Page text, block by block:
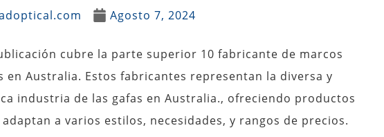
Agosto 7, 2024
cubre la parte superior 10 fabricante de marcos
en Australia. Estos fabricantes representan la diversa y
industria de las gafas en Australia., ofreciendo productos
adaptan a varios estilos, necesidades, y rangos de precios.